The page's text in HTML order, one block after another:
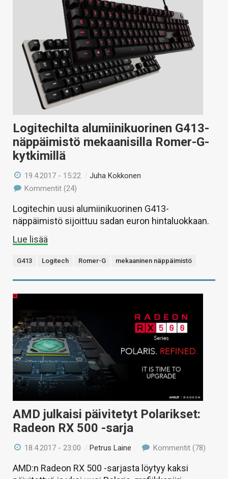
Logitechilta alumiinikuorinen G413-
näppäimistö mekaanisilla Romer-G-
kytkimillä
19.4.2017 - 15:22 /Juha Kokkonen
Kommentit (24)
Logitechin uusi alumiinikuorinen G413-
näppäimistö sijoittuu sadan euron hintaluokkaan.
Lue lisää
G413 Logitech Romer-G mekaaninen näppäimistö
AMD julkaisi päivitetyt Polarikset:
Radeon RX 500 -sarja
18.4.2017 - 23:00 /Petrus Laine Kommentit (78)
AMD:n Radeon RX 500 -sarjasta löytyy kaksi